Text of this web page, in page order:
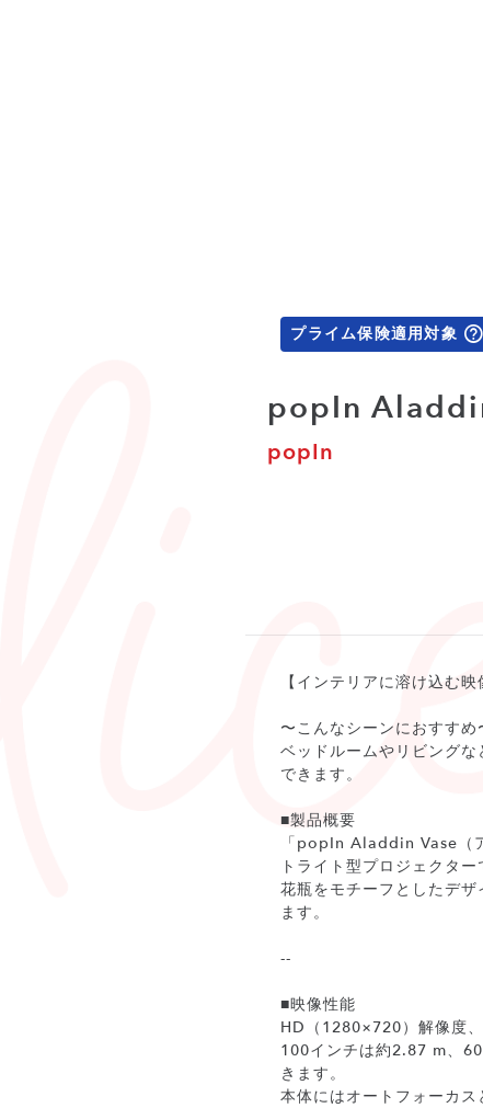
プライム保険適用対象
popIn
popIn
【インテリアに溶け込む
〜こんなシーンにおすすめ
ベッドルームやリビング
できます。
■製品概要
「popIn Aladdin Vase（
トライト型プロジェクター
花瓶をモチーフとしたデ
ます。
--
■映像性能
HD（1280×720）解像度
100インチは約2.87 m、
きます。
本体にはオートフォーカ